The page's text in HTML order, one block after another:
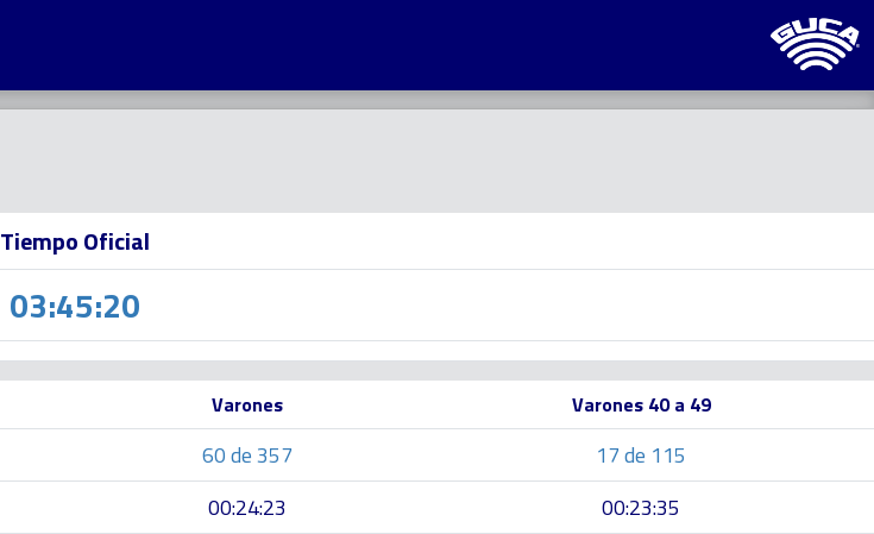
Tiempo Oficial
03:45:20
Varones
Varones 40 a 49
60 de 357 17 de 115
00:24:23 00:23:35